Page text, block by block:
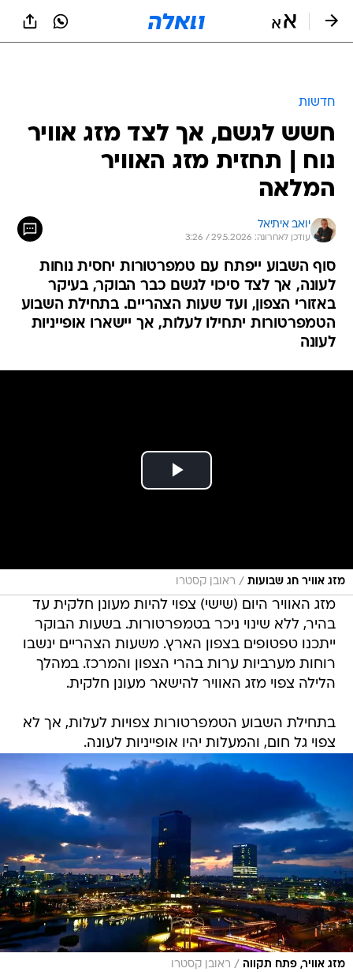
חדשות
חשש לגשם, אך לצד מזג אוויר
נוח | תחזית מזג האוויר
המלאה
יואב איתיאל
עודכן לאחרונה: 29.5.2026 / 3:26
סוף השבוע ייפתח עם טמפרטורות יחסית נוחות
לעונה, אך לצד סיכוי לגשם כבר הבוקר, בעיקר
באזורי הצפון, ועד שעות הצהריים. בתחילת השבוע
הטמפרטורות יתחילו לעלות, אך יישארו אופייניות
לעונה
מזג אוויר חג שבועות / ראובן קסטרו
מזג האוויר היום (שישי) צפוי להיות מעונן חלקית עד
בהיר, ללא שינוי ניכר בטמפרטורות. בשעות הבוקר
ייתכנו טפטופים בצפון הארץ. משעות הצהריים ינשבו
רוחות מערביות ערות בהרי הצפון והמרכז. במהלך
הלילה צפוי מזג האוויר להישאר מעונן חלקית.
בתחילת השבוע הטמפרטורות צפויות לעלות, אך לא
צפוי גל חום, והמעלות יהיו אופייניות לעונה.
מזג אוויר, פתח תקווה / ראובן קסטרו